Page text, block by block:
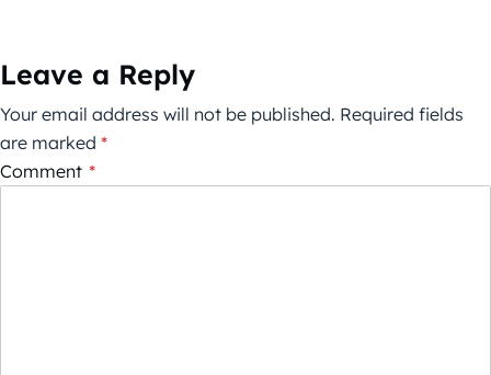
Leave a Reply
Your email address will not be published. Required fields
are marked *
Comment *